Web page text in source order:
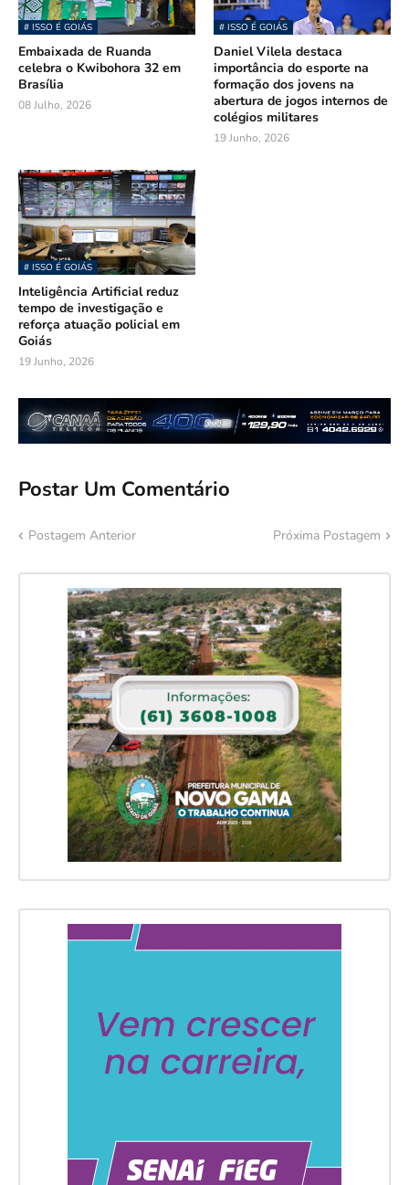
# ISSO É GOIÁS
Embaixada de Ruanda
celebra o Kwibohora 32 em
Brasília
08 Julho, 2026
# ISSO É GOIÁS
Daniel Vilela destaca
importância do esporte na
formação dos jovens na
abertura de jogos internos de
colégios militares
19 Junho, 2026
# ISSO É GOIÁS
Inteligência Artificial reduz
tempo de investigação e
reforça atuação policial em
Goiás
19 Junho, 2026
Postar Um Comentário
Postagem Anterior Próxima Postagem